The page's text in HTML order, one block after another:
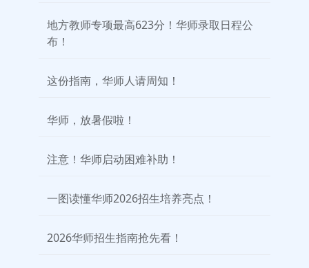
地方教师专项最高623分！华师录取日程公
布！
这份指南，华师人请周知！
华师，放暑假啦！
注意！华师启动困难补助！
一图读懂华师2026招生培养亮点！
2026华师招生指南抢先看！